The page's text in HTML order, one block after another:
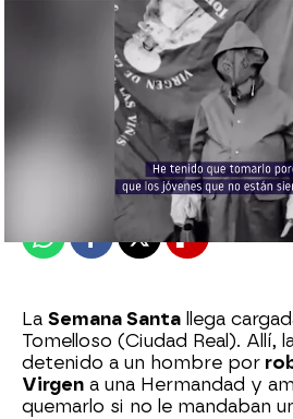
Sara Sanz Navarro
Publicado:17 de abril de 2025,
WhatsappFacebook
X Flipboard
La Semana Santa llega
Tomelloso (Ciudad Real). Allí,
detenido a un hombre por
Virgen a una Hermandad y
quemarlo si no le mandaban